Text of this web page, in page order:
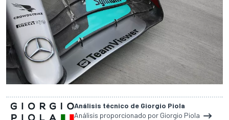
Análisis técnico de Giorgio Piola
Análisis proporcionado por Giorgio Piola